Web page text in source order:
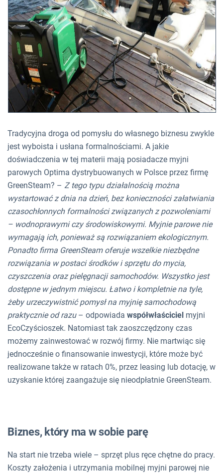
Tradycyjna droga od pomysłu do własnego biznesu zwykle
jest wyboista i usłana formalnościami. A jakie
doświadczenia w tej materii mają posiadacze myjni
parowych Optima dystrybuowanych w Polsce przez firmę
GreenSteam? – Z tego typu działalnością można
wystartować z dnia na dzień, bez konieczności załatwiania
czasochłonnych formalności związanych z pozwoleniami
– wodnoprawymi czy środowiskowymi. Myjnie parowe nie
wymagają ich, ponieważ są rozwiązaniem ekologicznym.
Ponadto firma GreenSteam oferuje wszelkie niezbędne
rozwiązania w postaci środków i sprzętu do mycia,
czyszczenia oraz pielęgnacji samochodów. Wszystko jest
dostępne w jednym miejscu. Łatwo i kompletnie na tyle,
żeby urzeczywistnić pomysł na myjnię samochodową
praktycznie od razu – odpowiada współwłaściciel myjni
EcoCzyścioszek. Natomiast tak zaoszczędzony czas
możemy zainwestować w rozwój firmy. Nie martwiąc się
jednocześnie o finansowanie inwestycji, które może być
realizowane także w ratach 0%, przez leasing lub dotację, w
uzyskanie której zaangażuje się nieodpłatnie GreenSteam.
Biznes, który ma w sobie parę
Na start nie trzeba wiele – sprzęt plus ręce chętne do pracy.
Koszty założenia i utrzymania mobilnej myjni parowej nie